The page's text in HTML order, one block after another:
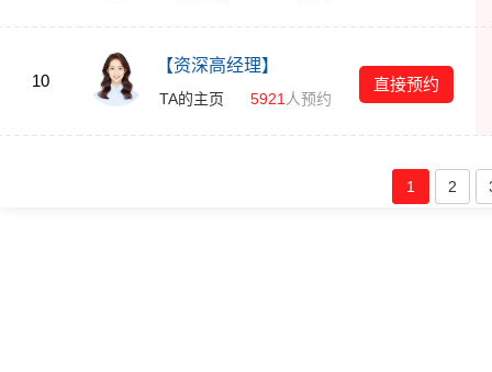
10
【资深高经理】
TA的主页 5921 人预约
直接预约
1 2